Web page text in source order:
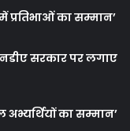
प्रतिभाओं का सम्मान’
सरकार पर लगाए
का सम्मान’